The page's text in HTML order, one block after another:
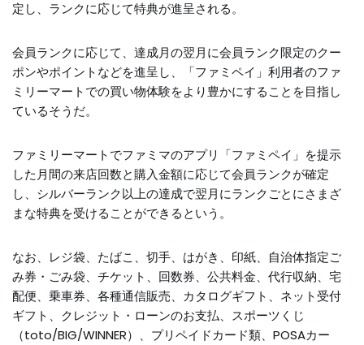
定し、ランクに応じて特典が進呈される。
会員ランクに応じて、達成月の翌月に会員ランク限定のクー
ポンやポイントなどを進呈し、「ファミペイ」利用者のファ
ミリーマートでの買い物体験をより豊かにすることを目指し
ているそうだ。
ファミリーマートでファミマのアプリ「ファミペイ」を提示
した月間の来店回数と購入金額に応じて会員ランクが確定
し、シルバーランク以上の達成で翌月にランクごとにさまざ
まな特典を受けることができるという。
なお、レジ袋、たばこ、切手、はがき、印紙、自治体指定ご
み券・ごみ袋、チケット、回数券、公共料金、代行収納、宅
配便、乗車券、各種通信販売、カタログギフト、ネット受付
ギフト、クレジット・ローンのお支払、スポーツくじ
（toto/BIG/WINNER）、プリペイドカード類、POSAカー